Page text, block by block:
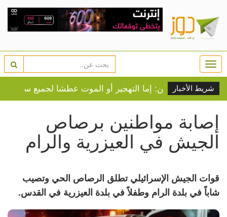
شريط الأخبار
موشيه فيغلين: إما التهجير أو الموت عطشا لجميع سكان غزة
إصابة مواطنين برصاص
الجيش في العيزرية والرام
قوات الجيش الإسرائيلي تطلق الرصاص الحي وتصيب
شاباً في بلدة الرام وطفلاً في بلدة العيزرية في القدس.